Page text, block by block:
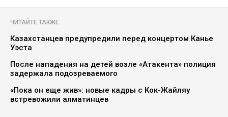
ЧИТАЙТЕ ТАКЖЕ
Казахстанцев предупредили перед концертом Канье
Уэста
После нападения на детей возле «Атакента» полиция
задержала подозреваемого
«Пока он еще жив»: новые кадры с Кок-Жайляу
встревожили алматинцев